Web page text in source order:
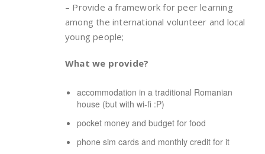
– Provide a framework for peer learning
among the international volunteer and local
young people;
What we provide?
accommodation in a traditional Romanian
house (but with wi-fi :P)
pocket money and budget for food
phone sim cards and monthly credit for it